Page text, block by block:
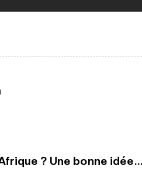
? Une bonne